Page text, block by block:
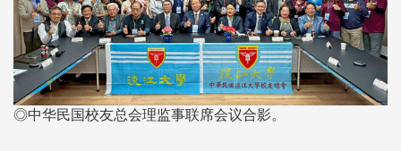
◎中华民国校友总会理监事联席会议合影。